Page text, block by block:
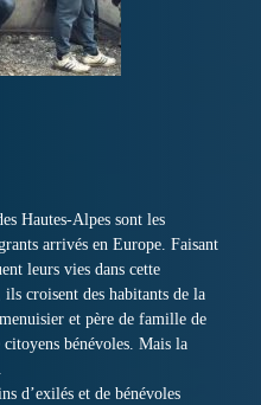
Hautes-Alpes sont les
arrivés en Europe. Faisant
leurs vies dans cette
croisent des habitants de la
et père de famille de
bénévoles. Mais la
d’exilés et de bénévoles